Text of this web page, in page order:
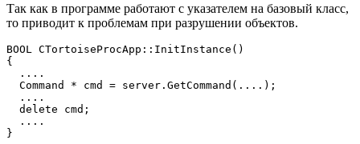
Так как в программе работают с указателем на базовый класс,
то приводит к проблемам при разрушении объектов.
BOOL CTortoiseProcApp::InitInstance()
{
  ....
  Command * cmd = server.GetCommand(....);
  ....
  delete cmd;
  ....
}